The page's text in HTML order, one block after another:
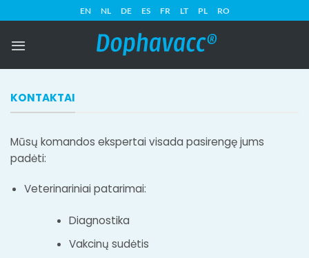
prie
turinio
EN NL DE ES FR LT PL RO
KONTAKTAI
Mūsų komandos ekspertai visada pasirengę jums
padėti:
Veterinariniai patarimai:
Diagnostika
Vakcinų sudėtis